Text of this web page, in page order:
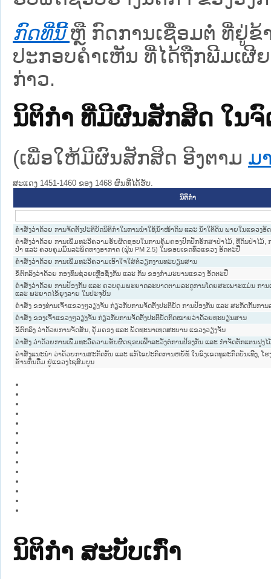
ກົດທີ່ນີ້ ຫຼື ກົດການເຊື່ອມຕໍ່ ທີ່ຢູ່ຂ້
ປະກອບຄຳເຫັນ ທີ່ໄດ້ຖືກພີມເຜີ
ກ່າວ.
ນິຕິກໍາ ທີ່ມີຜົນສັກສິດ ໃນ
(ເພື່ອໃຫ້ມີຜົນສັກສິດ ອີງຕາມ ມ
ສະແດງ 1451-1460 ຂອງ 1468 ຜົນທີ່ໄດ້ຮັບ.
ນິຕິກໍາ
ຄຳສັ່ງວ່າດ້ວຍ ການຈັດຕັ້ງປະຕິບັດນິຕິກຳໃນການນຳໃຊ້ນ້ຳໜ້າດິນ ແລະ ນ້ຳໃຕ້ດິນ ພາຍໃນແຂວງອັ
ຄໍາສັ່ງວ່າດ້ວຍ ການເພີ່ມທະວີຄວາມຮັບຜິດຊອບໃນການຄຸ້ມຄອງປົກປັກຮັກສາປ່າໄມ້, ທີ່ດິນປ່າໄມ້,
ປ່າ ແລະ ຄວບຄຸມມົົນລະພິດທາງອາກາດ (ຝຸ່ນ PM 2.5) ໃນຂອບເຂດທົ່ວແຂວງ ອັດຕະປື
ຄຳສັ່ງວ່າດ້ວຍ ການເພີ່ມທະວີຄວາມເອົາໃຈໃສ່ຕໍ່ວຽກງານທະບຽນສານ
ຂໍ້ຕົກລົງວ່າດ້ວຍ ກອງທຶນຊ່ວຍເຫຼືອຊຶ່ງກັນ ແລະ ກັນ ຂອງກຳມະບານແຂວງ ອັດຕະປື
ຄຳສັ່ງວ່າດ້ວຍ ການປ້ອງກັນ ແລະ ຄວບຄຸມພະຍາດລະບາດຕາມລະດູການໂດຍສະເພາະແມ່ນ ກາ
ແລະ ພະຍາດໄຂ້ຍຸງລາຍ ໃນປະຈຸບັນ
ຄໍາສັ່ງ ຂອງທ່ານເຈົ້າແຂວງໆວຽງຈັນ ກ່ຽວກັບການຈັດຕັ້ງປະຕິບັດ ການປ້ອງກັນ ແລະ ສະກັດກັ້ນກາ
ຄຳສັ່ງ ຂອງເຈົ້າແຂວງໆວຽງຈັນ ກ່ຽວກັບການຈັດຕັ້ງປະຕິບັດກົດໝາຍວ່າດ້ວຍທະບຽນສານ
ຂໍ້ຕົກລົງ ວ່າດ້ວຍການຈັດສັນ, ຄຸ້ມຄອງ ແລະ ພັດທະນາເທດສະບານ ແຂວງວຽງຈັນ
ຄຳສັ່ງ ວ່າດ້ວຍການເພີ່ມທະວີຄວາມຮັບຜິດຊອບເຝົ້າລະວັງຕໍ່ການປ້ອງກັນ ແລະ ກຳຈັດຕັກແຕນຝູງ
ຄຳສັ່ງແນະນຳ ວ່າດ້ວຍການສະກັດກັ້ນ ແລະ ແກ້ໄຂປະກົດການຫຍໍ້ທໍ້ ໃນຂົງເຂດທຸລະກິດບັນເທີງ, ໂ
ຮ້ານກິນດື່ມ ຢູ່ແຂວງໄຊສົມບູນ
ນິຕິກໍາ ສະບັບເກົ່າ